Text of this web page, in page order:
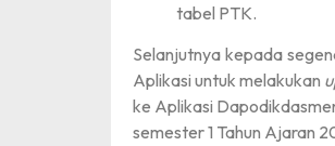
tabel PTK.
Selanjutnya kepada
Aplikasi untuk melakukan
ke Aplikasi
semester 1 Tahun Ajaran